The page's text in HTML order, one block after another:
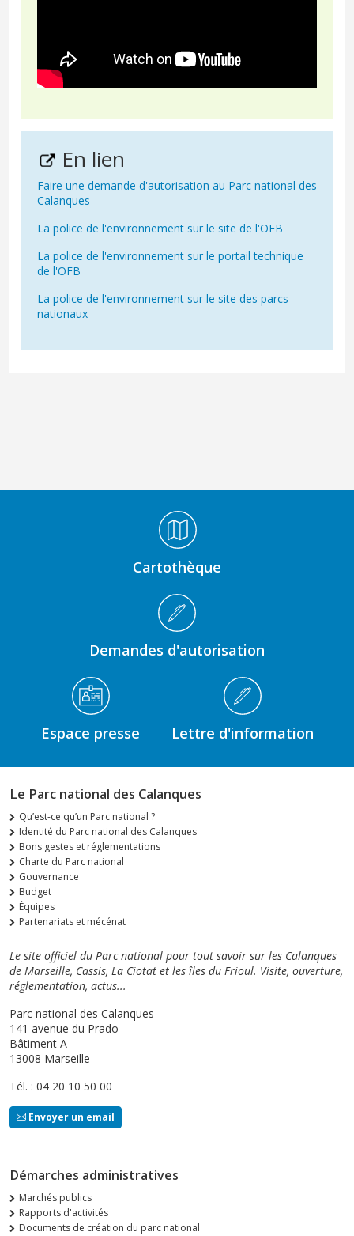
En lien
Faire une demande d'autorisation au Parc national des
Calanques
La police de l'environnement sur le site de l'OFB
La police de l'environnement sur le portail technique
de l'OFB
La police de l'environnement sur le site des parcs
nationaux
Cartothèque
Demandes d'autorisation
Espace presse Lettre d'information
Le Parc national des Calanques
Qu’est-ce qu’un Parc national ?
Identité du Parc national des Calanques
Bons gestes et réglementations
Charte du Parc national
Gouvernance
Budget
Équipes
Partenariats et mécénat
Le site officiel du Parc national pour tout savoir sur les Calanques
de Marseille, Cassis, La Ciotat et les îles du Frioul. Visite, ouverture,
réglementation, actus...
Parc national des Calanques
141 avenue du Prado
Bâtiment A
13008 Marseille
Tél. : 04 20 10 50 00
Envoyer un email
Démarches administratives
Marchés publics
Rapports d'activités
Documents de création du parc national